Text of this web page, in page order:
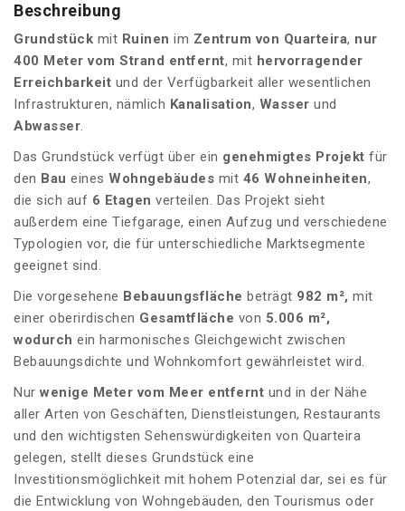
Beschreibung
Grundstück mit Ruinen im Zentrum von Quarteira, nur
400 Meter vom Strand entfernt, mit hervorragender
Erreichbarkeit und der Verfügbarkeit aller wesentlichen
Infrastrukturen, nämlich Kanalisation, Wasser und
Abwasser.
Das Grundstück verfügt über ein genehmigtes Projekt für
den Bau eines Wohngebäudes mit 46 Wohneinheiten,
die sich auf 6 Etagen verteilen. Das Projekt sieht
außerdem eine Tiefgarage, einen Aufzug und verschiedene
Typologien vor, die für unterschiedliche Marktsegmente
geeignet sind.
Die vorgesehene Bebauungsfläche beträgt 982 m², mit
einer oberirdischen Gesamtfläche von 5.006 m²,
wodurch ein harmonisches Gleichgewicht zwischen
Bebauungsdichte und Wohnkomfort gewährleistet wird.
Nur wenige Meter vom Meer entfernt und in der Nähe
aller Arten von Geschäften, Dienstleistungen, Restaurants
und den wichtigsten Sehenswürdigkeiten von Quarteira
gelegen, stellt dieses Grundstück eine
Investitionsmöglichkeit mit hohem Potenzial dar, sei es für
die Entwicklung von Wohngebäuden, den Tourismus oder